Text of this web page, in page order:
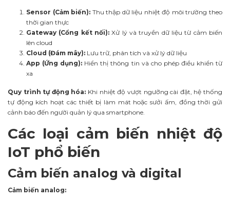
Sensor (Cảm biến): Thu thập dữ liệu nhiệt độ môi trường theo
thời gian thực
Gateway (Cổng kết nối): Xử lý và truyền dữ liệu từ cảm biến
lên cloud
Cloud (Đám mây): Lưu trữ, phân tích và xử lý dữ liệu
App (Ứng dụng): Hiển thị thông tin và cho phép điều khiển từ
xa
Quy trình tự động hóa: Khi nhiệt độ vượt ngưỡng cài đặt, hệ thống
tự động kích hoạt các thiết bị làm mát hoặc sưởi ấm, đồng thời gửi
cảnh báo đến người quản lý qua smartphone.
Các loại cảm biến nhiệt độ
IoT phổ biến
Cảm biến analog và digital
Cảm biến analog: